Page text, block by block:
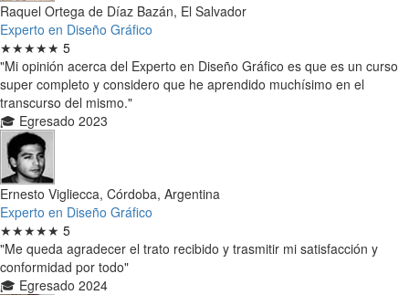
Raquel Ortega de Díaz Bazán, El Salvador
Experto en Diseño Gráfico
★★★★★ 5
"Mi opinión acerca del Experto en Diseño Gráfico es que es un curso
super completo y considero que he aprendido muchísimo en el
transcurso del mismo."
🎓 Egresado 2023
Ernesto Vigliecca, Córdoba, Argentina
Experto en Diseño Gráfico
★★★★★ 5
"Me queda agradecer el trato recibido y trasmitir mi satisfacción y
conformidad por todo"
🎓 Egresado 2024